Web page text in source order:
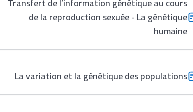
de la reproduction sexuée - La génétique
humaine
La variation et la génétique des populations